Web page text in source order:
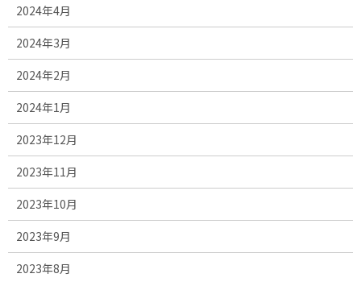
2024年4月
2024年3月
2024年2月
2024年1月
2023年12月
2023年11月
2023年10月
2023年9月
2023年8月